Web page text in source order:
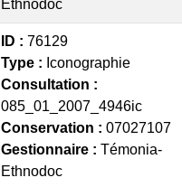
Ethnodoc
ID : 76129
Type : Iconographie
Consultation :
085_01_2007_4946ic
Conservation : 07027107
Gestionnaire : Témonia-
Ethnodoc